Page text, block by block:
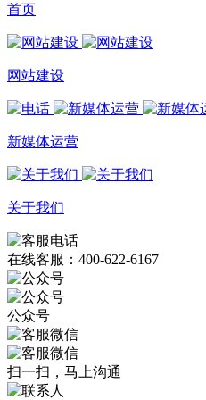
首页
网站建设
新媒体运营
关于我们
在线客服：400-622-6167
公众号
扫一扫，马上沟通